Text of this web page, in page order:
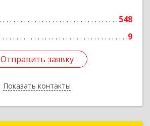
548
9
Отправить заявку
Показать контакты
Отправить заявку
Назад